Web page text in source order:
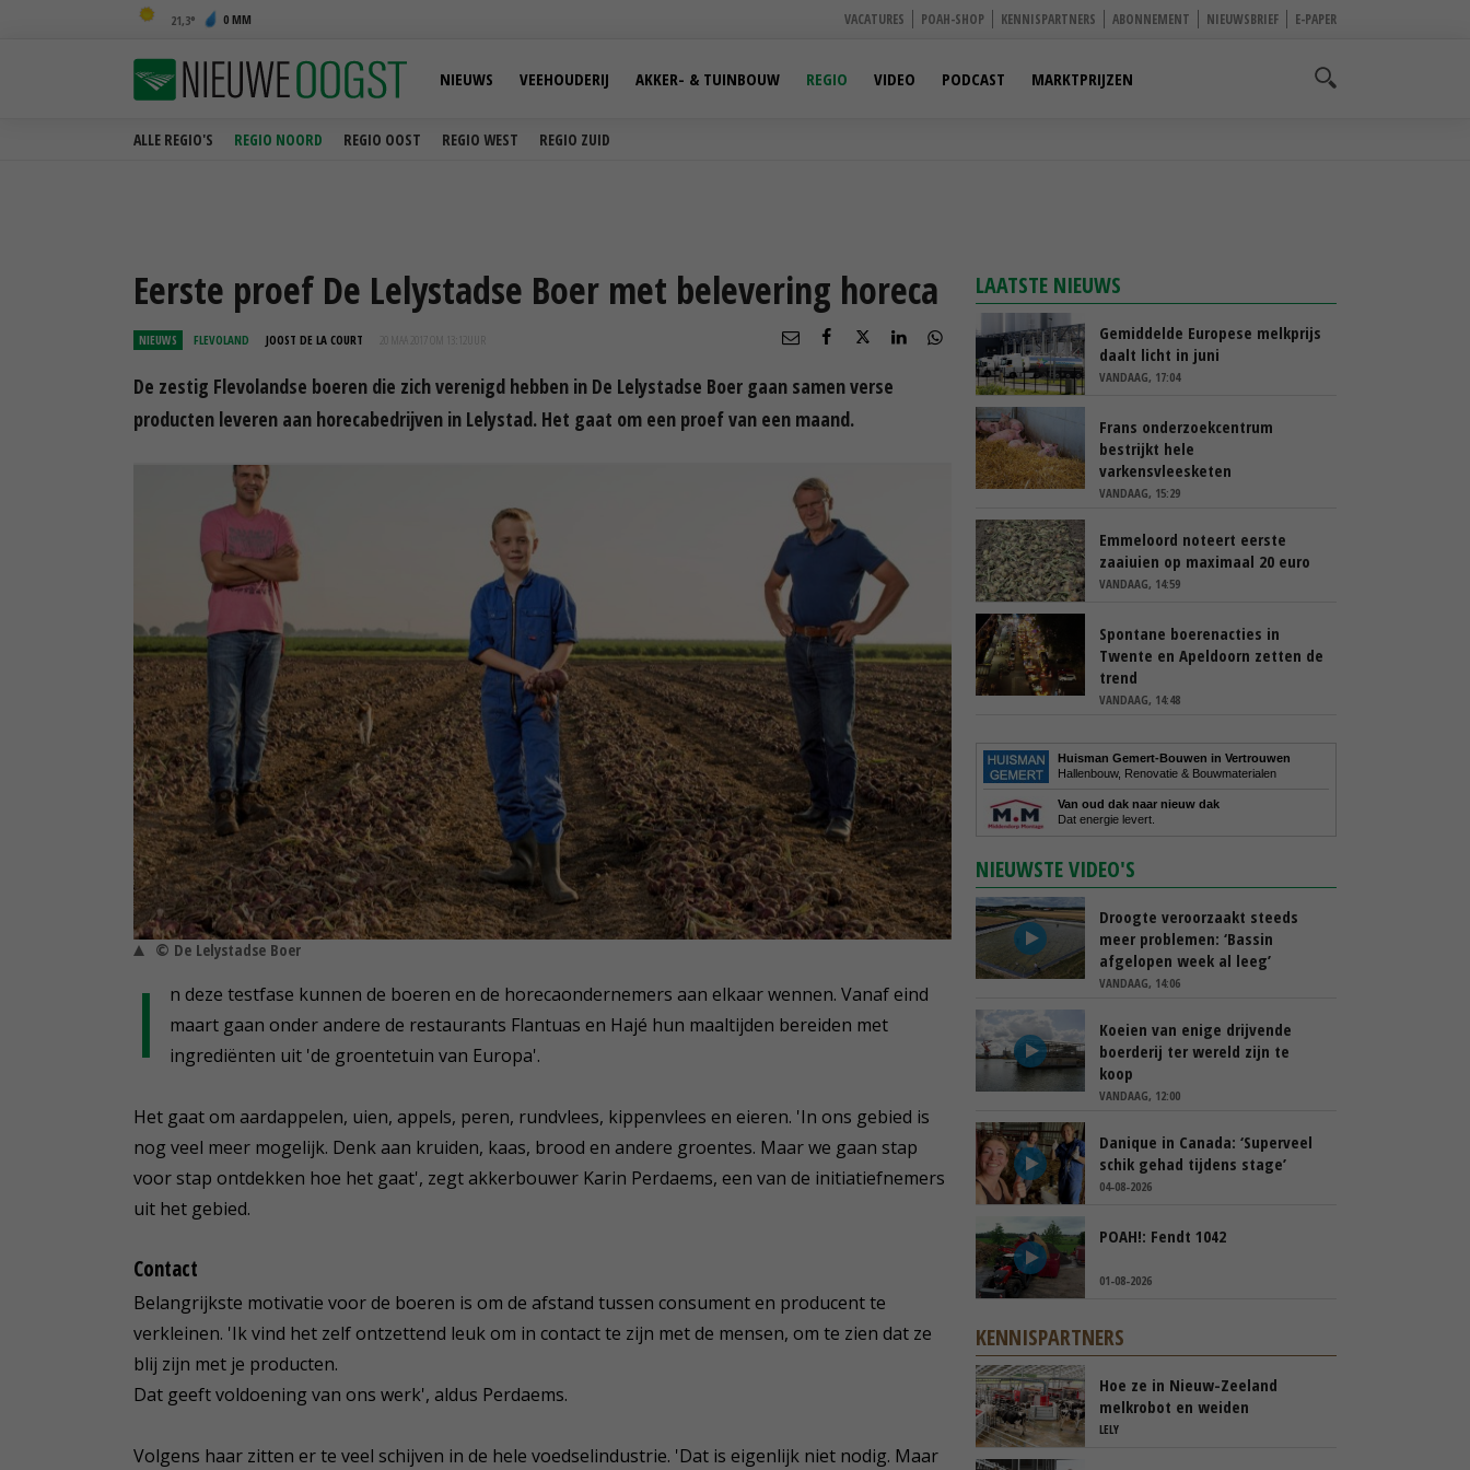
21,3 0 MM VACATURES POAH-SHOP KENNISPARTNERS ABONNEMENT NIEUWSBRIEF E-PAPER
ALLE REGIO'S REGIO NOORD REGIO OOST REGIO WEST REGIO ZUID
NIEUWS VEEHOUDERIJ AKKER- & TUINBOUW REGIO VIDEO PODCAST MARKTPRIJZEN
Eerste proef De Lelystadse Boer met belevering horeca
NIEUWS FLEVOLAND JOOST DE LA COURT 20 MAA 2017 OM 13:12
De zestig Flevolandse boeren die zich verenigd hebben in De Lelystadse Boer gaan samen verse
producten leveren aan horecabedrijven in Lelystad. Het gaat om een proef van een maand.
© De Lelystadse Boer
I
n deze testfase kunnen de boeren en de horecaondernemers aan elkaar wennen. Vanaf eind
maart gaan onder andere de restaurants Flantuas en Hajé hun maaltijden bereiden met
ingrediënten uit 'de groentetuin van Europa'.
Het gaat om aardappelen, uien, appels, peren, rundvlees, kippenvlees en eieren. 'In ons gebied is
nog veel meer mogelijk. Denk aan kruiden, kaas, brood en andere groentes. Maar we gaan stap
voor stap ontdekken hoe het gaat', zegt akkerbouwer Karin Perdaems, een van de initiatiefnemers
uit het gebied.
Contact
Belangrijkste motivatie voor de boeren is om de afstand tussen consument en producent te
verkleinen. 'Ik vind het zelf ontzettend leuk om in contact te zijn met de mensen, om te zien dat ze
blij zijn met je producten.
Dat geeft voldoening van ons werk', aldus Perdaems.
Volgens haar zitten er te veel schijven in de hele voedselindustrie. 'Dat is eigenlijk niet nodig. Maar
LAATSTE NIEUWS
Gemiddelde Europese melkprijs
daalt licht in juni
VANDAAG, 17:04
Frans onderzoekcentrum
bestrijkt hele
varkensvleesketen
VANDAAG, 15:29
Emmeloord noteert eerste
zaaiuien op maximaal 20 euro
VANDAAG, 14:59
Spontane boerenacties in
Twente en Apeldoorn zetten de
trend
VANDAAG, 14:48
Huisman Gemert-Bouwen in Vertrouwen
Hallenbouw, Renovatie & Bouwmaterialen
Van oud dak naar nieuw dak
Dat energie levert.
NIEUWSTE VIDEO'S
Droogte veroorzaakt steeds
meer problemen: ‘Bassin
afgelopen week al leeg’
VANDAAG, 14:06
Koeien van enige drijvende
boerderij ter wereld zijn te
koop
VANDAAG, 12:00
Danique in Canada: ‘Superveel
schik gehad tijdens stage’
04-08-2026
POAH!: Fendt 1042
01-08-2026
KENNISPARTNERS
Hoe ze in Nieuw-Zeeland
melkrobot en weiden
samenbrengen
LELY